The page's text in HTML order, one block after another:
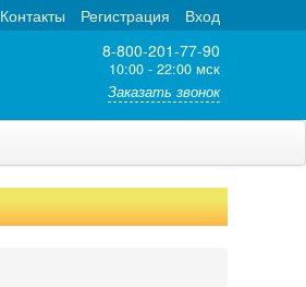
Вход
Регистрация
Контакты
8-800-201-77-90
10:00 - 22:00 мск
Заказать звонок